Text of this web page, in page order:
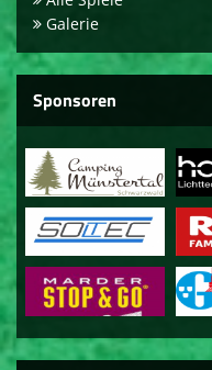
Galerie
Sponsoren